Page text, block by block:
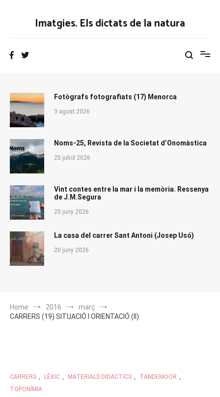
Imatgies. Els dictats de la natura
Fotògrafs fotografiats (17) Menorca
3 agost 2026
Noms-25, Revista de la Societat d’Onomàstica
25 juliol 2026
Vint contes entre la mar i la memòria. Ressenya
de J.M.Segura
25 juny 2026
La casa del carrer Sant Antoni (Josep Usó)
20 juny 2026
Home 2016
març
CARRERS (19) SITUACIÓ I ORIENTACIÓ (II)
CARRERS , LÈXIC , MATERIALS DIDÀCTICS , TANDEMOOR ,
TOPONÍMIA